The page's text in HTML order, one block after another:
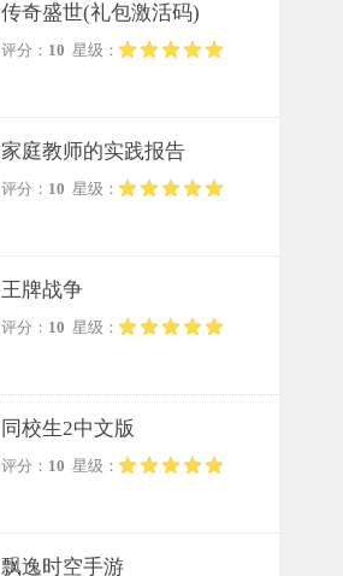
传奇盛世(礼包激活码)
评分： 10 星级：
家庭教师的实践报告
评分： 10 星级：
王牌战争
评分： 10 星级：
同校生2中文版
评分： 10 星级：
飘逸时空手游